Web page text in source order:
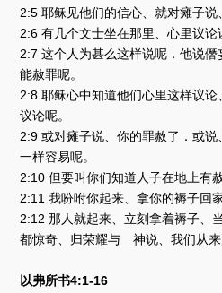
2:5 耶稣见他们的信心、就对瘫子说
2:6 有几个文士坐在那里、心里议论
2:7 这个人为甚么这样说呢．他说
能赦罪呢。
2:8 耶稣心中知道他们心里这样议
议论呢。
2:9 或对瘫子说、你的罪赦了．或
一样容易呢。
2:10 但要叫你们知道人子在地上有
2:11 我吩咐你起来、拿你的褥子回家
2:12 那人就起来、立刻拿着褥子、
都惊奇、归荣耀与 神说、我们从来
以弗所书4:1-16